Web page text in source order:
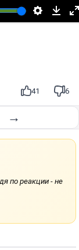
41 6
→
по реакции - не